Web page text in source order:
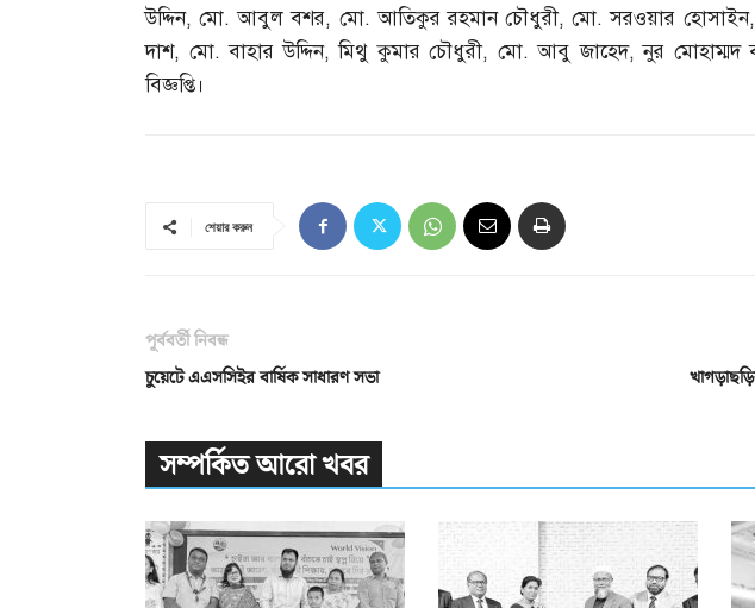
উদ্দিন,মো.আবুল বশর, মো.আতিকুর রহমান চৌধুরী,মো.সরওয়ার হোসাইন,
দাশ, মো.বাহার উদ্দিন,মিথু কুমার চৌধুরী, মো.আবু জাহেদ,নুর মোহাম্মদ
বিজ্ঞপ্তি।
শেয়ার করুন
পূর্ববর্তী নিবন্ধ
চুয়েটে এএসসিইর বার্ষিক সাধারণ সভা
সম্পর্কিত আরো খবর